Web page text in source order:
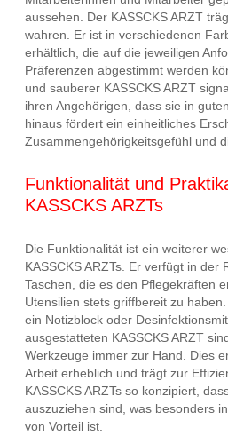
aussehen. Der KASSCKS ARZT
wahren. Er ist in verschiedenen
erhältlich, die auf die jeweiligen
Präferenzen abgestimmt werden
und sauberer KASSCKS ARZT
ihren Angehörigen, dass sie in
hinaus fördert ein einheitliches
Zusammengehörigkeitsgefühl und
Funktionalität und
KASSCKS ARZTs
Die Funktionalität ist ein weiterer
KASSCKS ARZTs. Er verfügt in der
Taschen, die es den Pflegekräften
Utensilien stets griffbereit zu
ein Notizblock oder
ausgestatteten KASSCKS ARZT
Werkzeuge immer zur Hand. Dies
Arbeit erheblich und trägt zur
KASSCKS ARZTs so konzipiert,
auszuziehen sind, was besonders
von Vorteil ist.